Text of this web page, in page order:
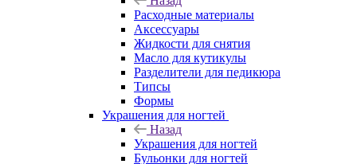
Расходные материалы
Аксессуары
Жидкости для снятия
Масло для кутикулы
Разделители для педикюра
Типсы
Формы
Украшения для ногтей
Назад
Украшения для ногтей
Бульонки для ногтей